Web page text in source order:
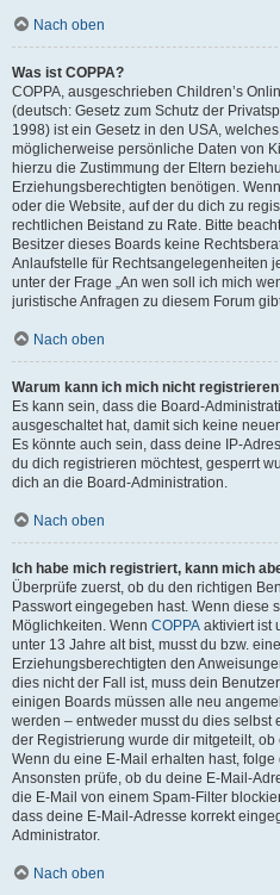
Nach oben
Was ist COPPA?
COPPA, ausgeschrieben Children’s
(deutsch: Gesetz zum Schutz der
1998) ist ein Gesetz in den USA,
möglicherweise persönliche Daten von
hierzu die Zustimmung der Eltern
Erziehungsberechtigten benötigen.
oder die Website, auf der du dich zu
rechtlichen Beistand zu Rate. Bitte
Besitzer dieses Boards keine
Anlaufstelle für Rechtsangelegenheiten
unter der Frage „An wen soll ich mich
juristische Anfragen zu diesem Forum
Nach oben
Warum kann ich mich nicht
Es kann sein, dass die Board-
ausgeschaltet hat, damit sich keine
Es könnte auch sein, dass deine IP-
du dich registrieren möchtest, gesperrt
dich an die Board-Administration.
Nach oben
Ich habe mich registriert, kann mich
Überprüfe zuerst, ob du den richtigen
Passwort eingegeben hast. Wenn diese
Möglichkeiten. Wenn COPPA aktiviert ist
unter 13 Jahre alt bist, musst du bzw.
Erziehungsberechtigten den
dies nicht der Fall ist, muss dein
einigen Boards müssen alle neu
werden – entweder musst du dies selbst
der Registrierung wurde dir mitgeteilt,
Wenn du eine E-Mail erhalten hast,
Ansonsten prüfe, ob du deine E-Mail-
die E-Mail von einem Spam-Filter
dass deine E-Mail-Adresse korrekt
Administrator.
Nach oben